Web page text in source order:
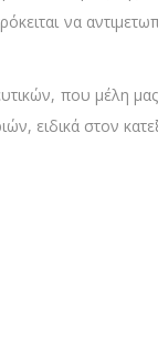
να
που μέλη μας
ειδικά στον